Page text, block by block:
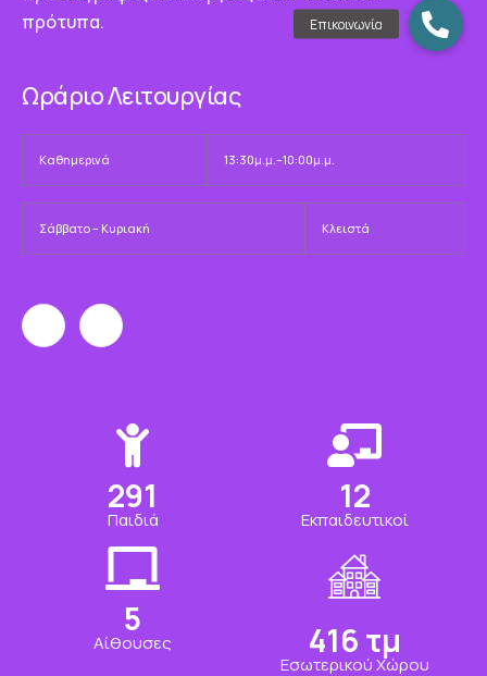
πρότυπα.
Ωράριο Λειτουργίας
Καθημερινά 13:30μ.μ.–10:00μ.μ.
Σάββατο – Κυριακή Κλειστά
350
Παιδιά
15
Εκπαιδευτικοί
7
Αίθουσες 500 τμ
Εσωτερικού Χώρου